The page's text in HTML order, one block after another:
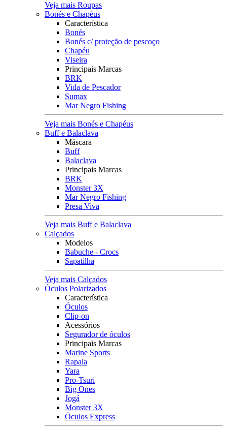
Veja mais Roupas
Bonés e Chapéus
Característica
Bonés
Bonés c/ proteção de pescoço
Chapéu
Viseira
Principais Marcas
BRK
Vida de Pescador
Sumax
Mar Negro Fishing
Veja mais Bonés e Chapéus
Buff e Balaclava
Máscara
Buff
Balaclava
Principais Marcas
BRK
Monster 3X
Mar Negro Fishing
Presa Viva
Veja mais Buff e Balaclava
Calçados
Modelos
Babuche - Crocs
Sapatilha
Veja mais Calçados
Óculos Polarizados
Característica
Óculos
Clip-on
Acessórios
Segurador de óculos
Principais Marcas
Marine Sports
Rapala
Yara
Pro-Tsuri
Big Ones
Jogá
Monster 3X
Óculos Express